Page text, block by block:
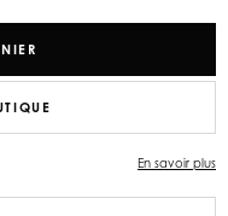
En savoir plus